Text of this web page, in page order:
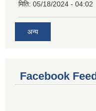
मिति: 05/18/2024 - 04:02
अन्य
Facebook Feed